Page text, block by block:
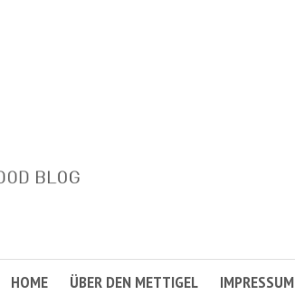
HOME ÜBER DEN METTIGEL IMPRESSUM